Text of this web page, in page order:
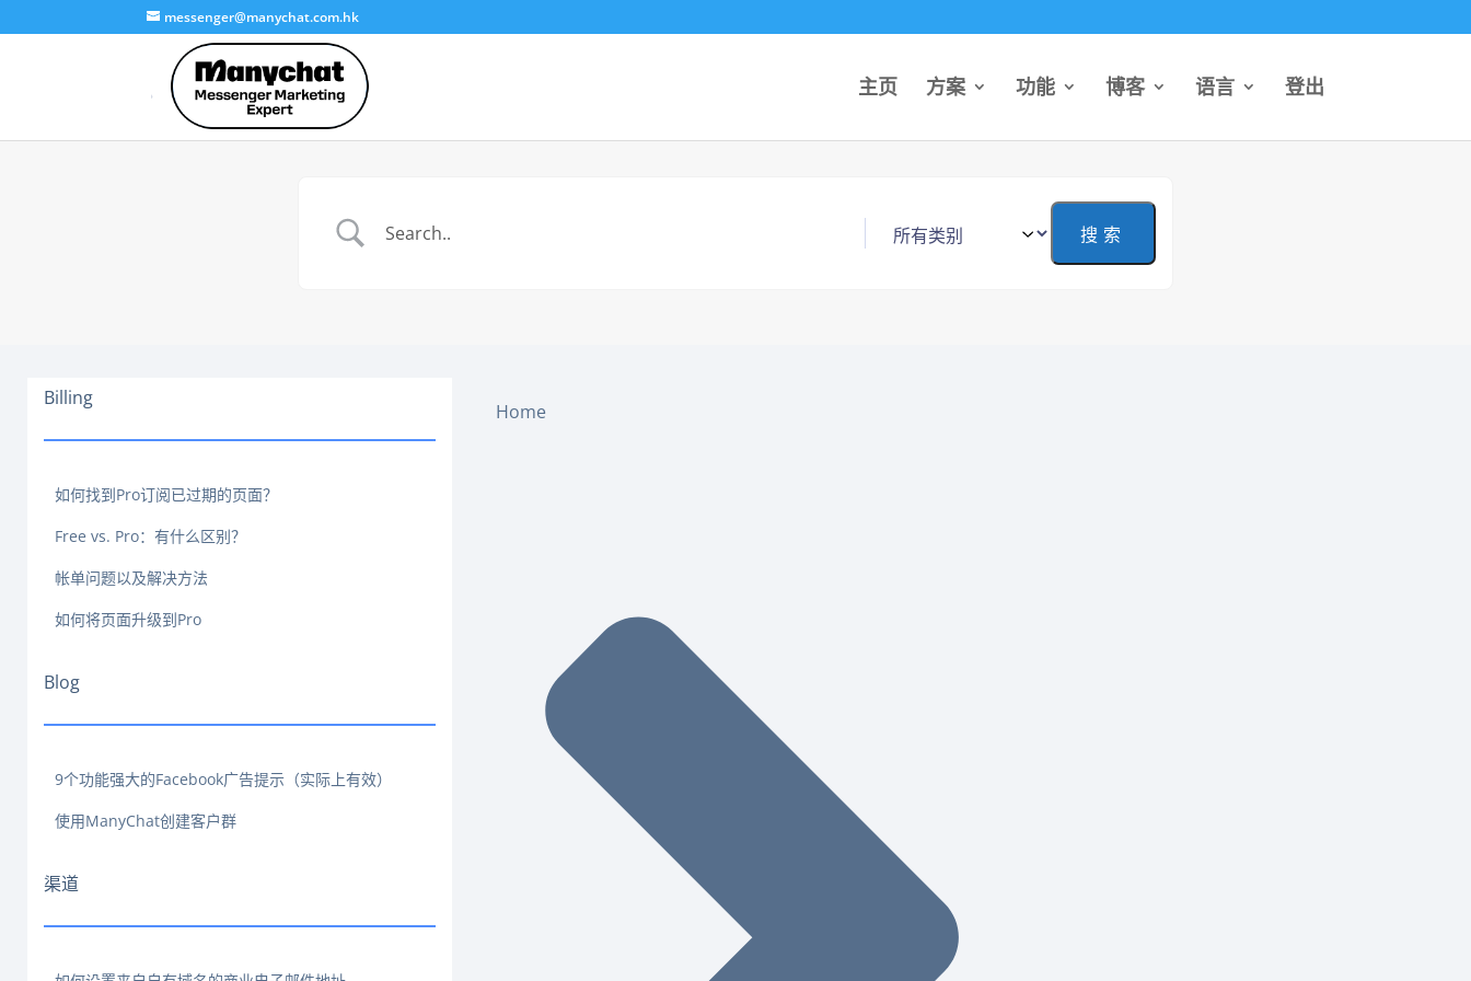
messenger@manychat.com.hk
主页 方案 功能 博客 语言 登出
Billing
如何找到Pro订阅已过期的页面？
Free vs. Pro：有什么区别？
帐单问题以及解决方法
如何将页面升级到Pro
Blog
9个功能强大的Facebook广告提示（实际上有效）
使用ManyChat创建客户群
渠道
Home